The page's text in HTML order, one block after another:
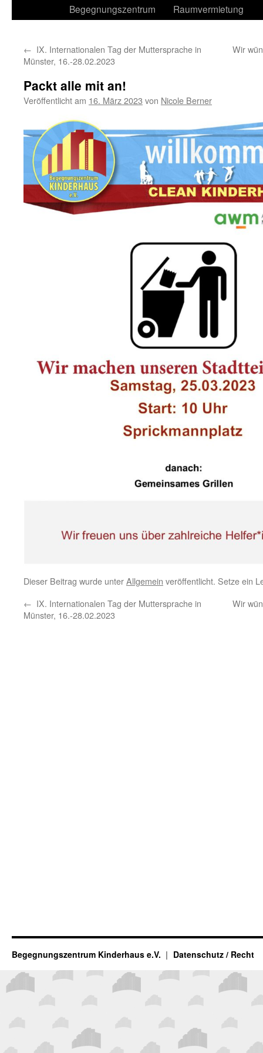
Begegnungszentrum
Raumvermietung
← IX. Internationalen Tag der Muttersprache in
Münster, 16.-28.02.2023
Wir
Packt alle mit an!
Veröffentlicht am 16. März 2023 von Nicole Berner
Dieser Beitrag wurde unterAllgemein veröffentlicht. Setze ein
← IX. Internationalen Tag der Muttersprache in
Münster, 16.-28.02.2023
Wir
Begegnungszentrum Kinderhaus e.V. Datenschutz / Recht